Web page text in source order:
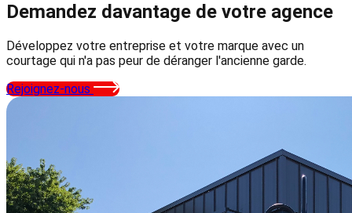
Demandez davantage de votre agence
Développez votre entreprise et votre marque avec un
courtage qui n'a pas peur de déranger l'ancienne garde.
Rejoignez-nous